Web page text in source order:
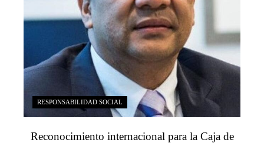
RESPONSABILIDAD SOCIAL
Reconocimiento internacional para la Caja de